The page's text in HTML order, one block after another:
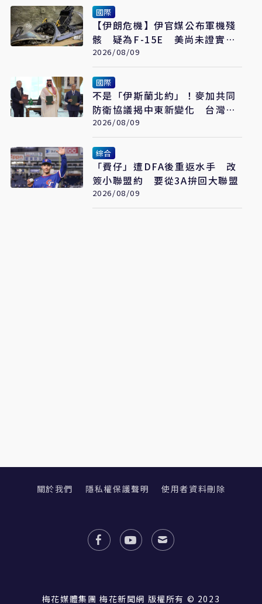
國際
【伊朗危機】伊官媒公布軍機殘
骸 疑為F-15E 美尚未證實遭
擊落
2026/08/09
國際
不是「伊斯蘭北約」！麥加共同
防衛協議揭中東新變化 台灣該
看懂「多層次安全」
2026/08/09
綜合
「費仔」遭DFA後重返水手 改
簽小聯盟約 要從3A拚回大聯盟
2026/08/09
關於我們 隱私權保護聲明 使用者資料刪除
梅花媒體集團 梅花新聞網 版權所有 © 2023